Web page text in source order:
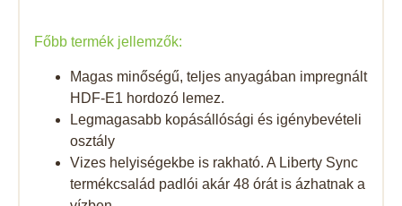
Főbb termék jellemzők:
Magas minőségű, teljes anyagában impregnált
HDF-E1 hordozó lemez.
Legmagasabb kopásállósági és igénybevételi
osztály
Vizes helyiségekbe is rakható. A Liberty Sync
termékcsalád padlói akár 48 órát is ázhatnak a